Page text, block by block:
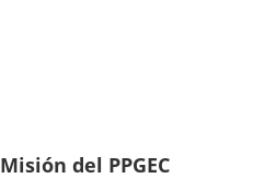
Misión del PPGEC